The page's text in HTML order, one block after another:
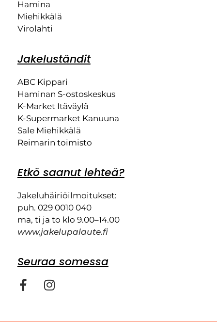
Hamina
Miehikkälä
Virolahti
Jakeluständit
ABC Kippari
Haminan S-ostoskeskus
K-Market Itäväylä
K-Supermarket Kanuuna
Sale Miehikkälä
Reimarin toimisto
Etkö saanut lehteä?
Jakeluhäiriöilmoitukset:
puh. 029 0010 040
ma, ti ja to klo 9.00–14.00
www.jakelupalaute.fi
Seuraa somessa